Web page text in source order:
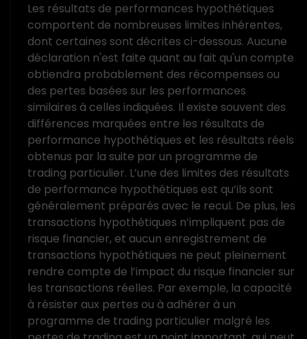
Les résultats de performances hypothétiques
comportent de nombreuses limites inhérentes,
dont certaines sont décrites ci-dessous. Aucune
déclaration n'est faite quant au fait qu'un compte
obtiendra probablement des récompenses ou
des pertes basées sur les performances
similaires à celles indiquées. Il existe souvent des
différences marquées entre les résultats de
performance hypothétiques et les résultats réels
obtenus par la suite par un programme de
trading particulier. L’une des limites des résultats
de performance hypothétiques est qu’ils sont
généralement préparés avec le recul. De plus, les
transactions hypothétiques n’impliquent pas de
risque financier, et aucun enregistrement de
transactions hypothétiques ne peut pleinement
rendre compte de l’impact du risque financier sur
les transactions réelles. Par exemple, la capacité
à résister aux pertes ou à adhérer à un
programme de trading particulier malgré les